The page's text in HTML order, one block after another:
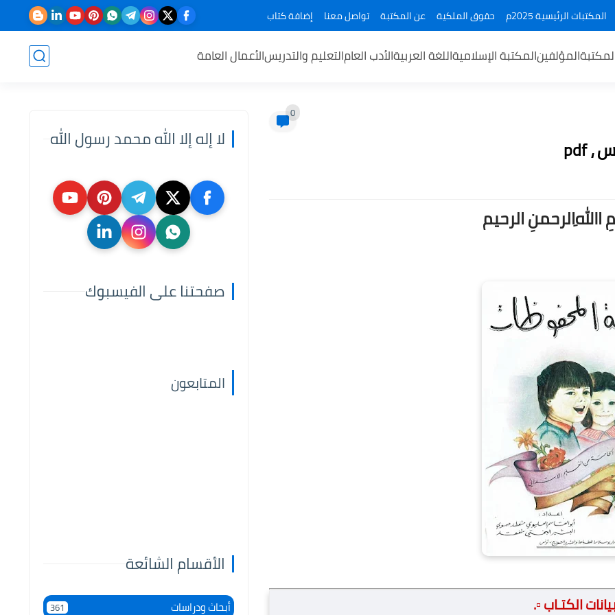
المكتبات الرئيسية 2025م حقوق الملكية عن المكتبة تواصل معنا إضافة كتاب
المؤلفينالمكتبة الإسلاميةاللغة العربيةالأدب العامالتعليم والتدريسالأعمال العامة
0
اﷲِالرحمنِ الرحيم
الكتـاب ▫️.
لا إله إلا الله محمد رسول الله
صفحتنا على الفيسبوك
المتابعون
الأقسام الشائعة
أبحاث ودراسات 361